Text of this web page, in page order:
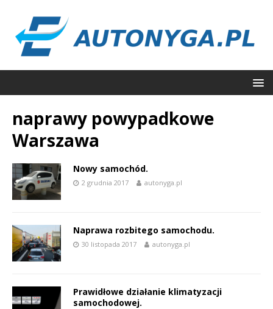
naprawy powypadkowe
Warszawa
Nowy samochód.
2 grudnia 2017 autonyga.pl
Naprawa rozbitego samochodu.
30 listopada 2017 autonyga.pl
Prawidłowe działanie klimatyzacji
samochodowej.